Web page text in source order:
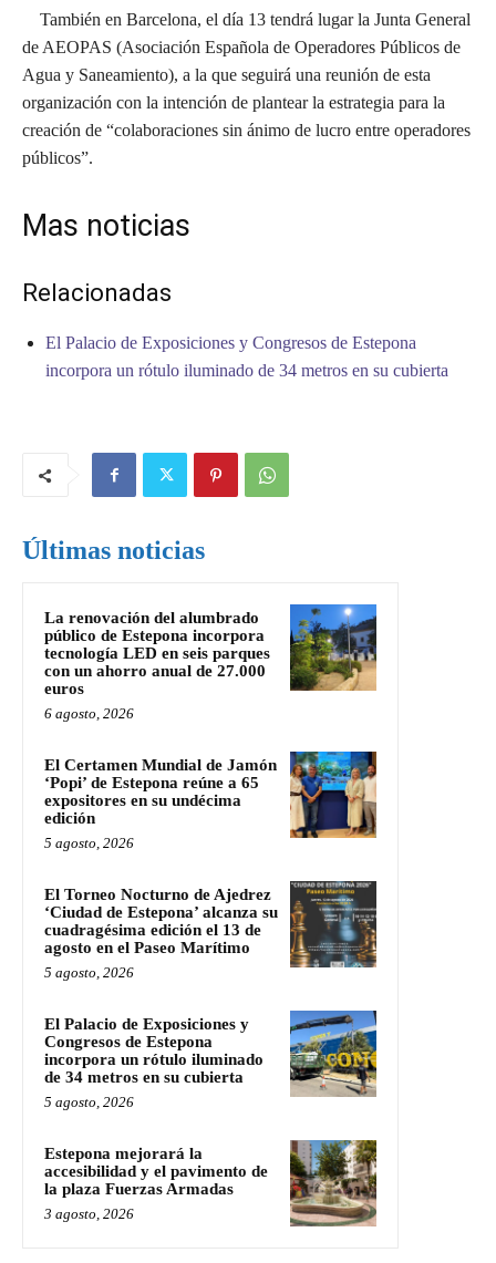
También en Barcelona, el día 13 tendrá lugar la Junta General
de AEOPAS (Asociación Española de Operadores Públicos de
Agua y Saneamiento), a la que seguirá una reunión de esta
organización con la intención de plantear la estrategia para la
creación de “colaboraciones sin ánimo de lucro entre operadores
públicos”.
Mas noticias
Relacionadas
El Palacio de Exposiciones y Congresos de Estepona
incorpora un rótulo iluminado de 34 metros en su cubierta
Últimas noticias
La renovación del alumbrado
público de Estepona incorpora
tecnología LED en seis parques
con un ahorro anual de 27.000
euros
6 agosto, 2026
El Certamen Mundial de Jamón
‘Popi’ de Estepona reúne a 65
expositores en su undécima
edición
5 agosto, 2026
El Torneo Nocturno de Ajedrez
‘Ciudad de Estepona’ alcanza su
cuadragésima edición el 13 de
agosto en el Paseo Marítimo
5 agosto, 2026
El Palacio de Exposiciones y
Congresos de Estepona
incorpora un rótulo iluminado
de 34 metros en su cubierta
5 agosto, 2026
Estepona mejorará la
accesibilidad y el pavimento de
la plaza Fuerzas Armadas
3 agosto, 2026